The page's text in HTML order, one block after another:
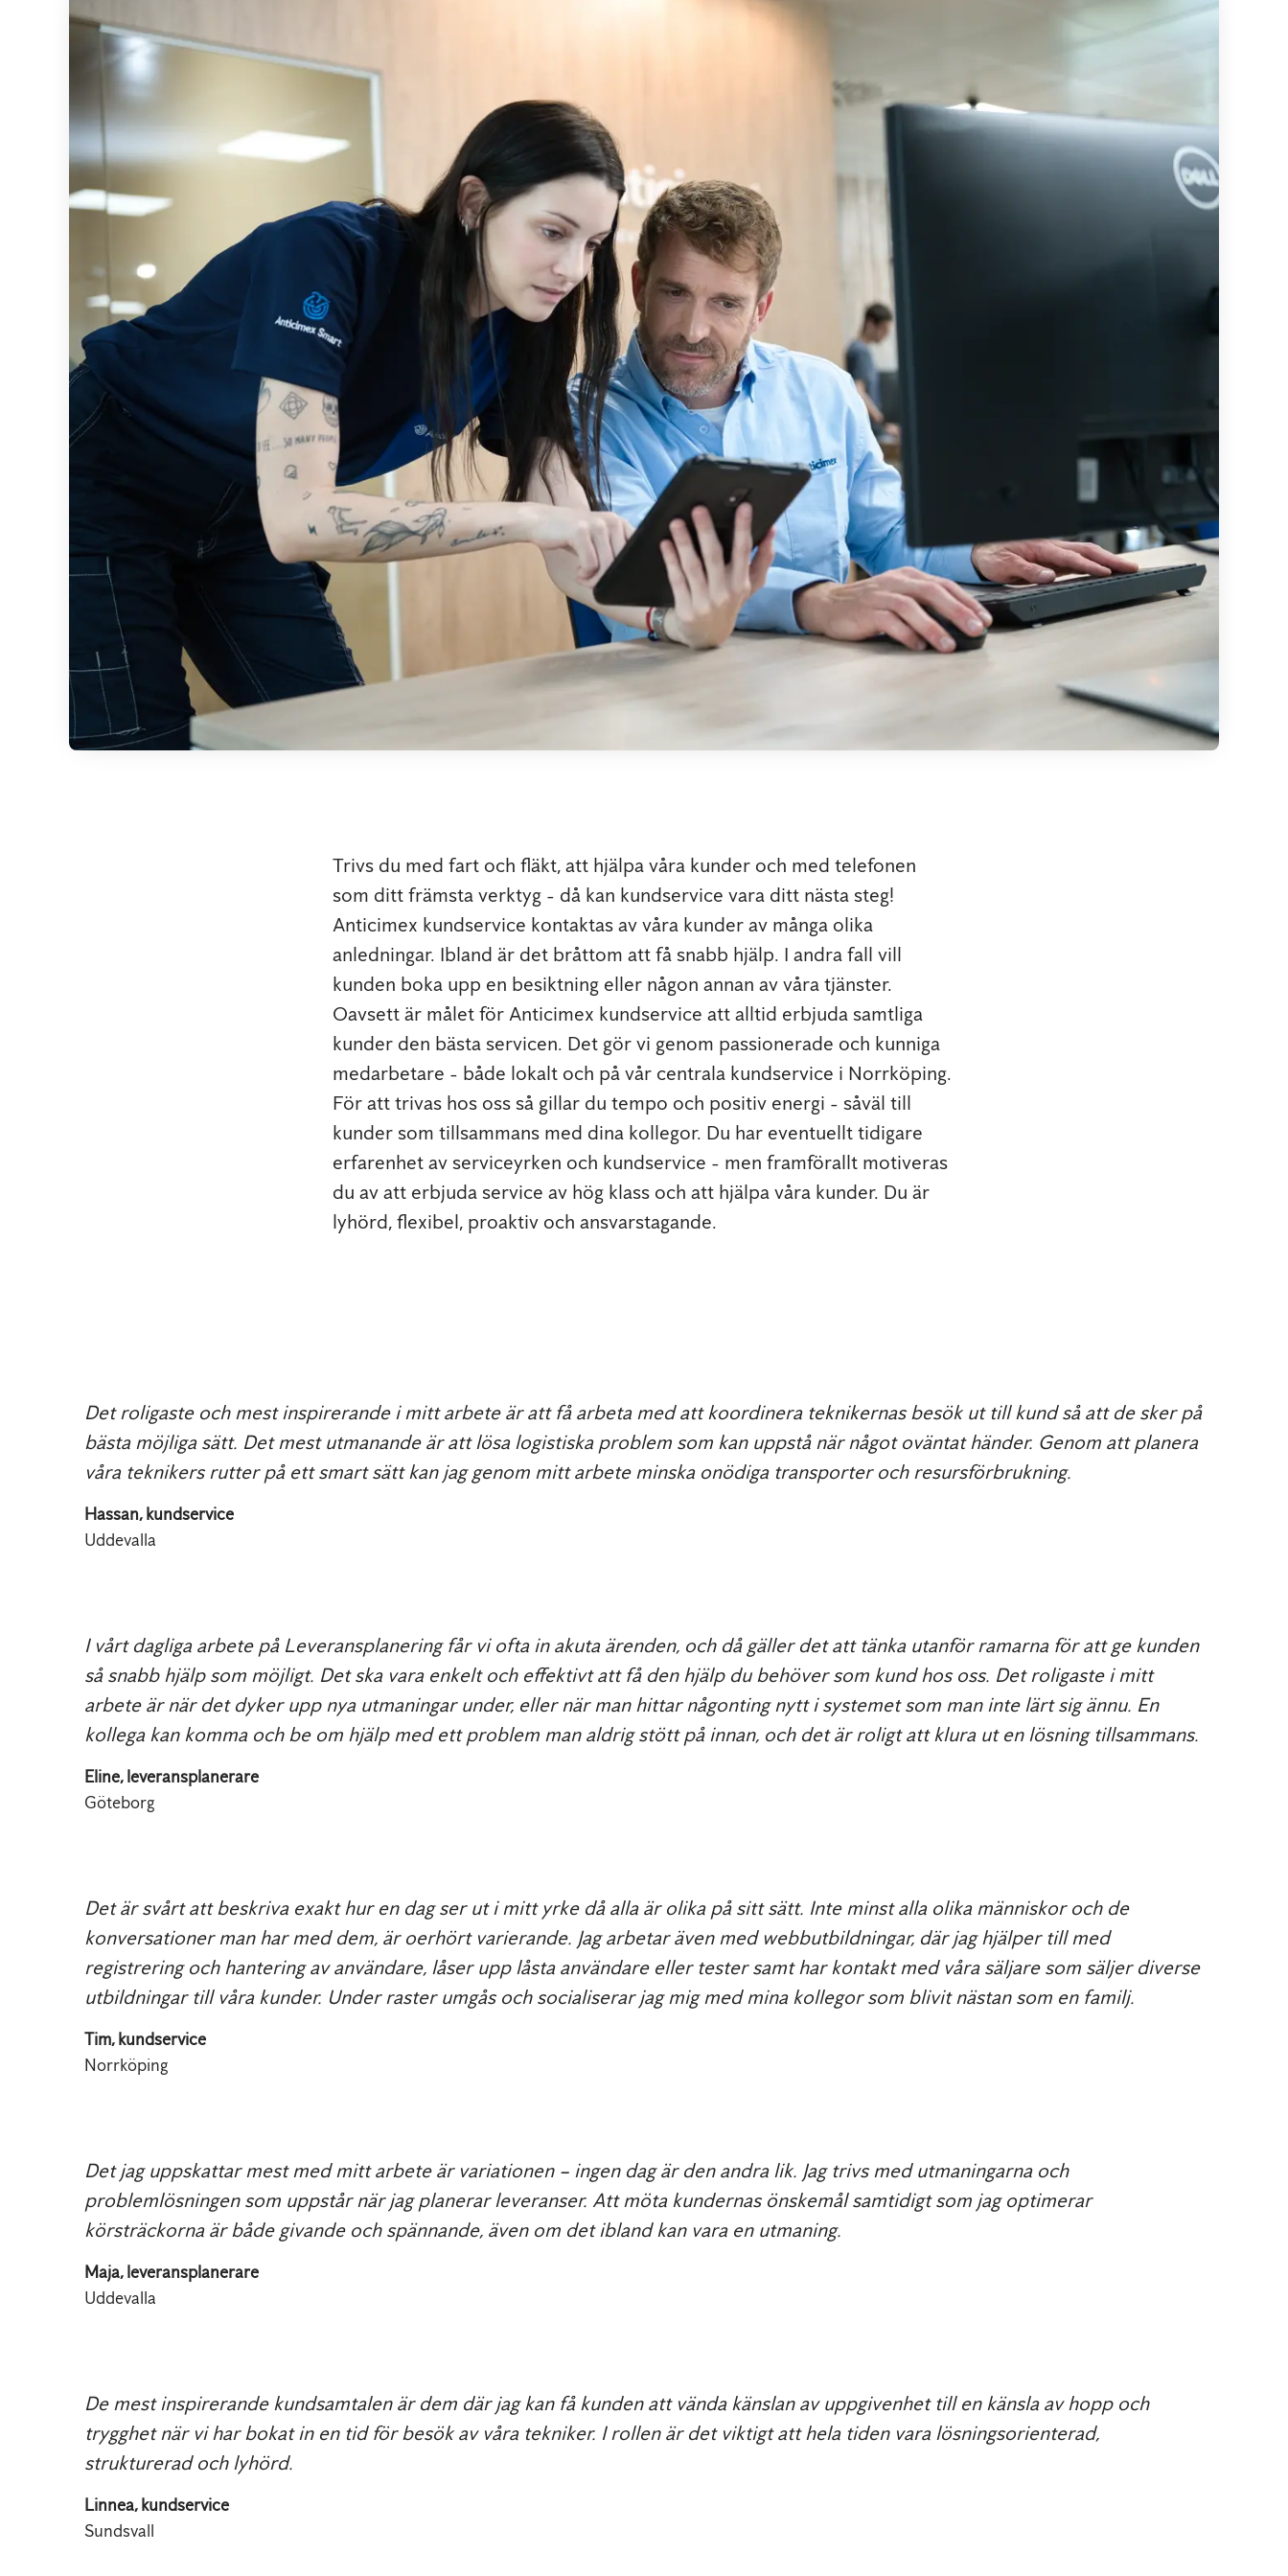
Trivs du med fart och fläkt, att hjälpa våra kunder och med telefonen
som ditt främsta verktyg - då kan kundservice vara ditt nästa steg!
Anticimex kundservice kontaktas av våra kunder av många olika
anledningar. Ibland är det bråttom att få snabb hjälp. I andra fall vill
kunden boka upp en besiktning eller någon annan av våra tjänster.
Oavsett är målet för Anticimex kundservice att alltid erbjuda samtliga
kunder den bästa servicen. Det gör vi genom passionerade och kunniga
medarbetare - både lokalt och på vår centrala kundservice i Norrköping.
För att trivas hos oss så gillar du tempo och positiv energi - såväl till
kunder som tillsammans med dina kollegor. Du har eventuellt tidigare
erfarenhet av serviceyrken och kundservice - men framförallt motiveras
du av att erbjuda service av hög klass och att hjälpa våra kunder. Du är
lyhörd, flexibel, proaktiv och ansvarstagande.
Det roligaste och mest inspirerande i mitt arbete är att få arbeta med att koordinera teknikernas besök ut till kund så att de sker på
bästa möjliga sätt. Det mest utmanande är att lösa logistiska problem som kan uppstå när något oväntat händer. Genom att planera
våra teknikers rutter på ett smart sätt kan jag genom mitt arbete minska onödiga transporter och resursförbrukning.
Hassan, kundservice
Uddevalla
I vårt dagliga arbete på Leveransplanering får vi ofta in akuta ärenden, och då gäller det att tänka utanför ramarna för att ge kunden
så snabb hjälp som möjligt. Det ska vara enkelt och effektivt att få den hjälp du behöver som kund hos oss. Det roligaste i mitt
arbete är när det dyker upp nya utmaningar under, eller när man hittar någonting nytt i systemet som man inte lärt sig ännu. En
kollega kan komma och be om hjälp med ett problem man aldrig stött på innan, och det är roligt att klura ut en lösning tillsammans.
Eline, leveransplanerare
Göteborg
Det är svårt att beskriva exakt hur en dag ser ut i mitt yrke då alla är olika på sitt sätt. Inte minst alla olika människor och de
konversationer man har med dem, är oerhört varierande. Jag arbetar även med webbutbildningar, där jag hjälper till med
registrering och hantering av användare, låser upp låsta användare eller tester samt har kontakt med våra säljare som säljer diverse
utbildningar till våra kunder. Under raster umgås och socialiserar jag mig med mina kollegor som blivit nästan som en familj.
Tim, kundservice
Norrköping
Det jag uppskattar mest med mitt arbete är variationen – ingen dag är den andra lik. Jag trivs med utmaningarna och
problemlösningen som uppstår när jag planerar leveranser. Att möta kundernas önskemål samtidigt som jag optimerar
körsträckorna är både givande och spännande, även om det ibland kan vara en utmaning.
Maja, leveransplanerare
Uddevalla
De mest inspirerande kundsamtalen är dem där jag kan få kunden att vända känslan av uppgivenhet till en känsla av hopp och
trygghet när vi har bokat in en tid för besök av våra tekniker. I rollen är det viktigt att hela tiden vara lösningsorienterad,
strukturerad och lyhörd.
Linnea, kundservice
Sundsvall